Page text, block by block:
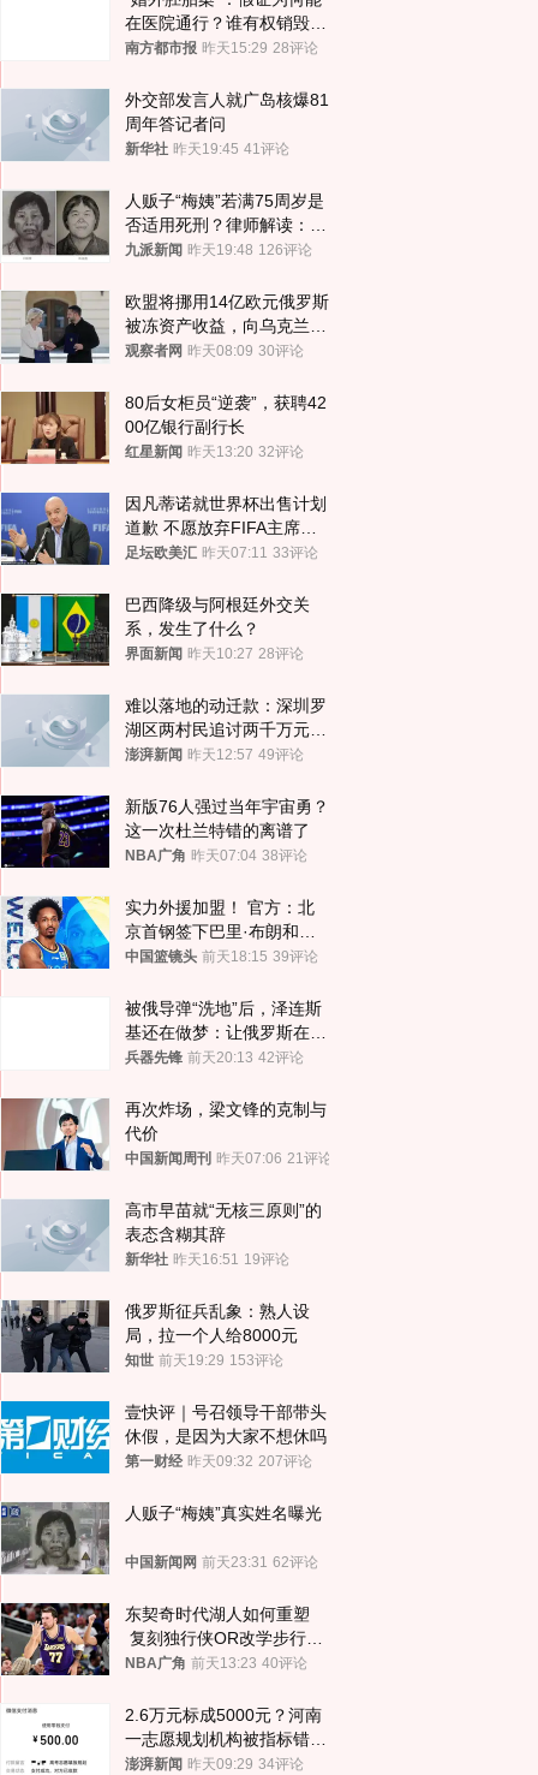
在医院通行？谁有权销毁胚
胎？
南方都市报 昨天15:29 28评论
外交部发言人就广岛核爆81
周年答记者问
新华社 昨天19:45 41评论
人贩子“梅姨”若满75周岁是
否适用死刑？律师解读：很
大概率不会被判处死刑
九派新闻 昨天19:48 126评论
欧盟将挪用14亿欧元俄罗斯
被冻资产收益，向乌克兰提
供援助
观察者网 昨天08:09 30评论
80后女柜员“逆袭”，获聘42
00亿银行副行长
红星新闻 昨天13:20 32评论
因凡蒂诺就世界杯出售计划
道歉 不愿放弃FIFA主席职
位
足坛欧美汇 昨天07:11 33评论
巴西降级与阿根廷外交关
系，发生了什么？
界面新闻 昨天10:27 28评论
难以落地的动迁款：深圳罗
湖区两村民追讨两千万元动
迁款八年未果
澎湃新闻 昨天12:57 49评论
新版76人强过当年宇宙勇？
这一次杜兰特错的离谱了
NBA广角 昨天07:04 38评论
实力外援加盟！ 官方：北
京首钢签下巴里·布朗和桑
普森
中国篮镜头 前天18:15 39评论
被俄导弹“洗地”后，泽连斯
基还在做梦：让俄罗斯在冬
季前求和？
兵器先锋 前天20:13 42评论
再次炸场，梁文锋的克制与
代价
中国新闻周刊 昨天07:06 21评论
高市早苗就“无核三原则”的
表态含糊其辞
新华社 昨天16:51 19评论
俄罗斯征兵乱象：熟人设
局，拉一个人给8000元
知世 前天19:29 153评论
壹快评｜号召领导干部带头
休假，是因为大家不想休吗
第一财经 昨天09:32 207评论
人贩子“梅姨”真实姓名曝光
中国新闻网 前天23:31 62评论
东契奇时代湖人如何重塑
复刻独行侠OR改学步行
者？
NBA广角 前天13:23 40评论
2.6万元标成5000元？河南
一志愿规划机构被指标错学
费致考生复读
澎湃新闻 昨天09:29 34评论